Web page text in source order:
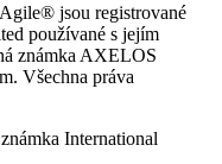
jsou registrované
používané s jejím
známka AXELOS
Všechna práva
International